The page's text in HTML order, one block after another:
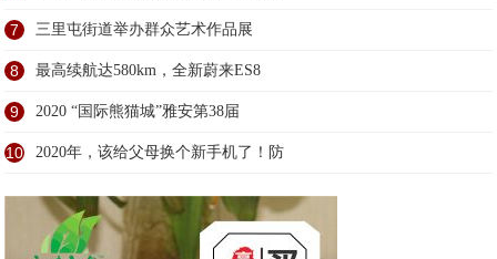
7 三里屯街道举办群众艺术作品展
8 最高续航达580km，全新蔚来ES8
9 2020 “国际熊猫城”雅安第38届
10 2020年，该给父母换个新手机了！防